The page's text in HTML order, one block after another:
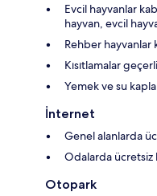
Evcil hayvanlar
hayvan, evcil
Rehber hayvanlar
Kısıtlamalar
Yemek ve su
İnternet
Genel alanlarda
Odalarda ücretsiz
Otopark